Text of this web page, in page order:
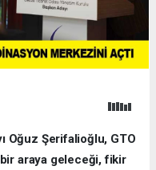
Oğuz Şerifalioğlu, GTO
araya geleceği, fikir